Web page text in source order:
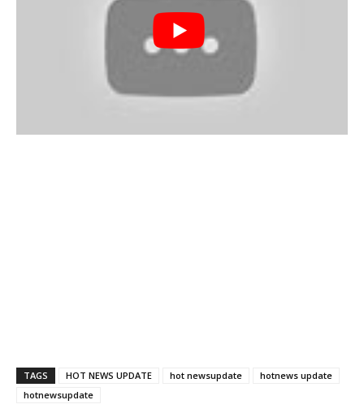
TAGS HOT NEWS UPDATE hot newsupdate
hotnews update
hotnewsupdate